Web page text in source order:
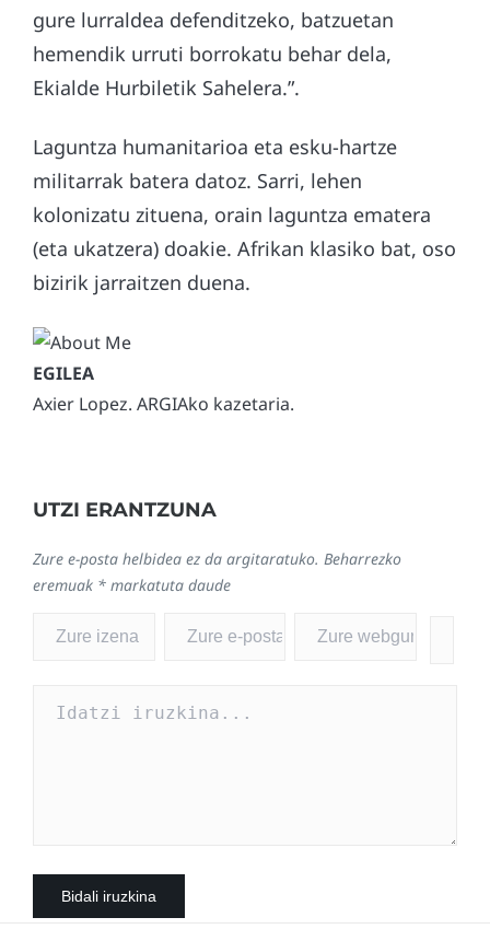
gure lurraldea defenditzeko, batzuetan
hemendik urruti borrokatu behar dela,
Ekialde Hurbiletik Sahelera.”.
Laguntza humanitarioa eta esku-hartze
militarrak batera datoz. Sarri, lehen
kolonizatu zituena, orain laguntza ematera
(eta ukatzera) doakie. Afrikan klasiko bat, oso
bizirik jarraitzen duena.
Axier Lopez. ARGIAko kazetaria.
UTZI ERANTZUNA
Zure e-posta helbidea ez da argitaratuko. Beharrezko
eremuak * markatuta daude